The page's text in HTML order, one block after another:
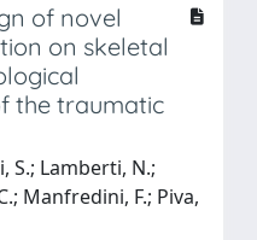
of novel
on skeletal
the traumatic
S.; Lamberti, N.;
Manfredini, F.; Piva,